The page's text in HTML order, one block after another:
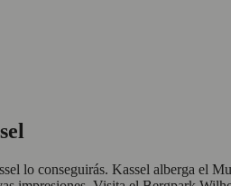
lo conseguirás. Kassel alberga el